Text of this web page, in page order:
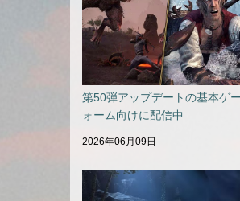
第50弾アップデートの基本ゲ
ォーム向けに配信中
2026年06月09日